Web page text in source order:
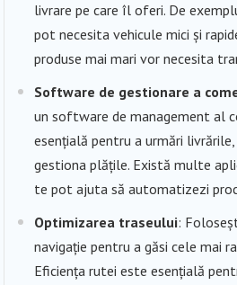
livrare pe care îl oferi. De
pot necesita vehicule mici și
produse mai mari vor necesita
Software de gestionare a
un software de management al
esențială pentru a urmări
gestiona plățile. Există multe
te pot ajuta să automatizezi
Optimizarea traseului:
navigație pentru a găsi cele mai
Eficiența rutei este esențială